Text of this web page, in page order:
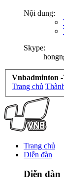
Nội dung:
Skype:
Vnbadminton
Trang chủ
Trang chủ
Diễn đàn
Diễn đàn